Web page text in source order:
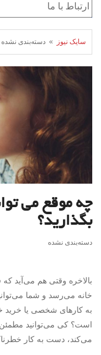
سایک نیوز » دسته‌بندی نشده
چه موقع می
بگذارید؟
دسته‌بندی نشده
بالاخره وقتی هم می‌آید که
خانه می‌رسد و شما
به کارهای شخصی یا خرید
است؟ کی می‌توانید
می‌کند، دست به کار